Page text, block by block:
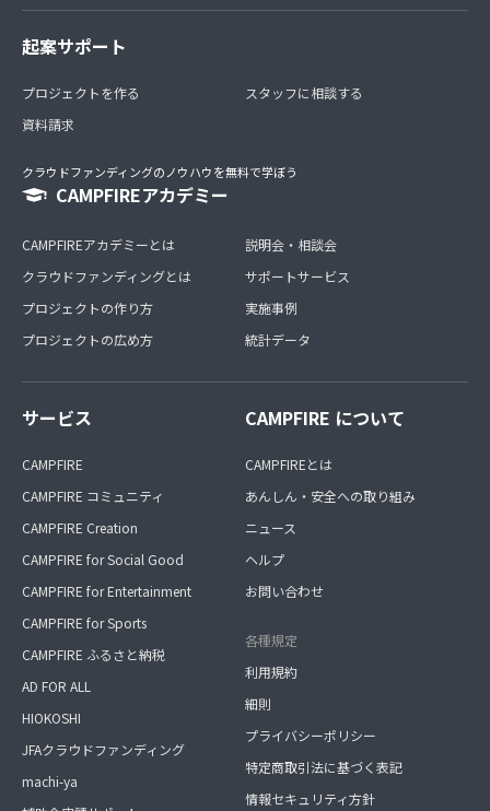
起案サポート
プロジェクトを作る
資料請求
スタッフに相談する
クラウドファンディングのノウハウを無料で学ぼう
CAMPFIREアカデミー
CAMPFIREアカデミーとは
クラウドファンディングとは
プロジェクトの作り方
プロジェクトの広め方
説明会・相談会
サポートサービス
実施事例
統計データ
サービス
CAMPFIRE
CAMPFIRE コミュニティ
CAMPFIRE Creation
CAMPFIRE for Social Good
CAMPFIRE for Entertainment
CAMPFIRE for Sports
CAMPFIRE ふるさと納税
AD FOR ALL
HIOKOSHI
JFAクラウドファンディング
machi-ya
CAMPFIRE について
CAMPFIREとは
あんしん・安全への取り組み
ニュース
ヘルプ
お問い合わせ
各種規定
利用規約
細則
プライバシーポリシー
特定商取引法に基づく表記
情報セキュリティ方針